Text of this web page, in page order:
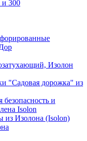
и 300
Изолон
"Садовая дорожка" из
безопасность и
Isolon
из Изолона (Isolon)